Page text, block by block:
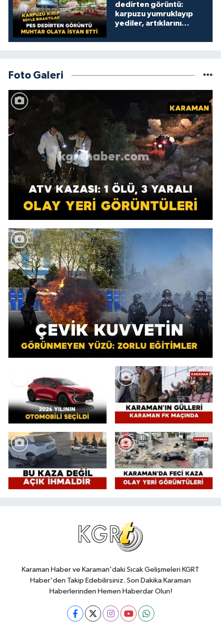
dedirten görüntü:
karpuzu yumruklayıp
yediler, artıklarını
Foto Galeri
Karaman Haber ve Karaman'daki Sıcak Gelişmeleri KGRT
Haber'den Takip Edebilirsiniz. Son Dakika Karaman
Haberlerinden Hemen Haberdar Olun!